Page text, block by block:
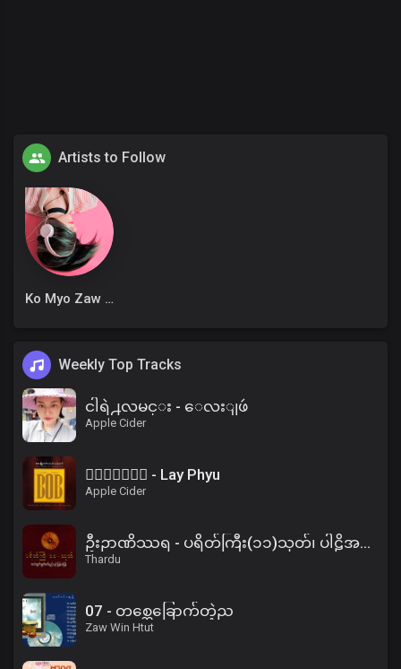
Artists to Follow
Ko Myo Zaw Win
Weekly Top Tracks
ငါရဲ႕လမင္း - ေလးျဖဴ
Apple Cider
၀ိေရာဓိ - Lay Phyu
Apple Cider
ဦးဉာဏိဿရ - ပရိတ်ကြီး(၁၁)သုတ်၊ ပါဠိအနက် (၂)
Thardu
07 - တစ္ဆေခြောက်တဲ့ည
Zaw Win Htut